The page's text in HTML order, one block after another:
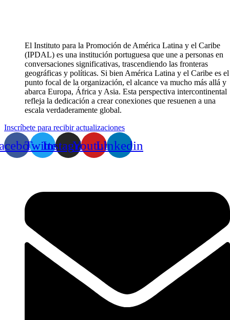
El Instituto para la Promoción de América Latina y el Caribe
(IPDAL) es una institución portuguesa que une a personas en
conversaciones significativas, trascendiendo las fronteras
geográficas y políticas. Si bien América Latina y el Caribe es el
punto focal de la organización, el alcance va mucho más allá y
abarca Europa, África y Asia. Esta perspectiva intercontinental
refleja la dedicación a crear conexiones que resuenen a una
escala verdaderamente global.
Inscríbete para recibir actualizaciones
TwitterInstagramYoutubeLinkedin